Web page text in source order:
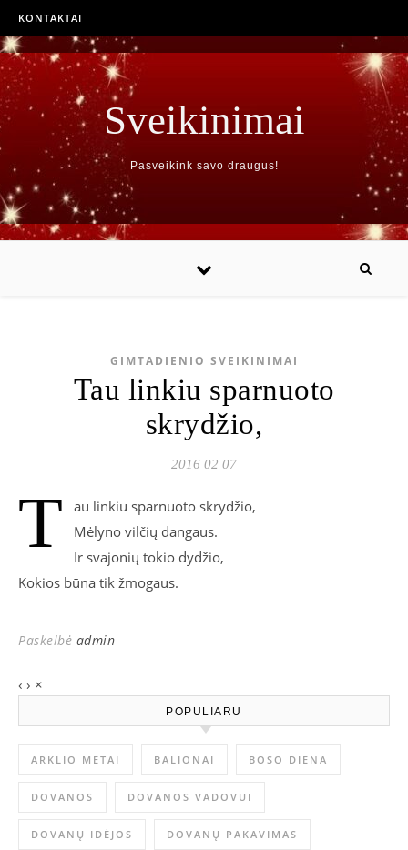
KONTAKTAI
Sveikinimai
Pasveikink savo draugus!
GIMTADIENIO SVEIKINIMAI
Tau linkiu sparnuoto
skrydžio,
2016 02 07
T
au linkiu sparnuoto skrydžio,
Mėlyno vilčių dangaus.
Ir svajonių tokio dydžio,
Kokios būna tik žmogaus.
Paskelbė admin
‹ › ×
POPULIARU
ARKLIO METAI BALIONAI BOSO DIENA
DOVANOS DOVANOS VADOVUI
DOVANŲ IDĖJOS DOVANŲ PAKAVIMAS